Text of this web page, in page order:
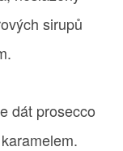
sirupů
dát prosecco